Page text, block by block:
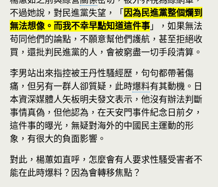
不過她說，對民進黨失望，「因為民進黨整個爛到
無法想像。而我不幸早點知道這件事 」，如果無法
苟同他們的論點，不願意幫他們護航，甚至拒絕收
買，還批判民進黨的人，會被窮盡一切手段清算。
李男站出來指控被王丹性騷經歷，句句都帶著傷
痛，但另有一群人卻質疑，此時爆料有其動機。日
本資深媒體人矢板明夫發文表示，他沒有辦法判斷
事情真偽，但他認為，在天安門事件紀念日前夕，
這件事的曝光，無疑對海外的中國民主運動的形
象，有很大的負面影響。
對此，楊蕙如直呼，怎麼會有人要求性騷受害者不
能在此時爆料？因為會轉移焦點？